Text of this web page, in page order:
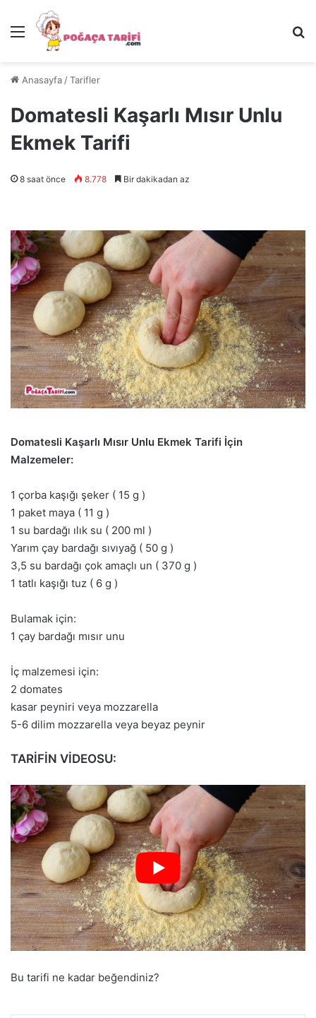
Menü
Anasayfa /Tarifler
Domatesli Kaşarlı Mısır Unlu
Ekmek Tarifi
8 saat önce 8.778 Bir dakikadan az
Domatesli Kaşarlı Mısır Unlu Ekmek Tarifi İçin
Malzemeler:
1 çorba kaşığı şeker ( 15 g )
1 paket maya ( 11 g )
1 su bardağı ılık su ( 200 ml )
Yarım çay bardağı sıvıyağ ( 50 g )
3,5 su bardağı çok amaçlı un ( 370 g )
1 tatlı kaşığı tuz ( 6 g )
Bulamak için:
1 çay bardağı mısır unu
İç malzemesi için:
2 domates
kasar peyniri veya mozzarella
5-6 dilim mozzarella veya beyaz peynir
TARİFİN VİDEOSU:
Bu tarifi ne kadar beğendiniz?